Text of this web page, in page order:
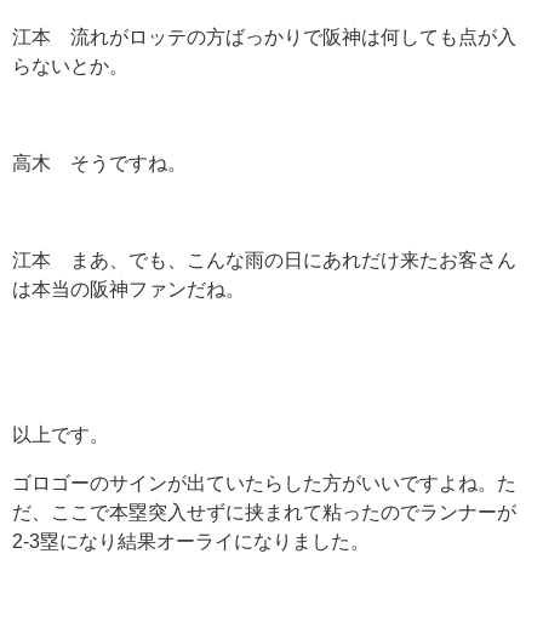
江本 流れがロッテの方ばっかりで阪神は何しても点が入
らないとか。
高木 そうですね。
江本 まあ、でも、こんな雨の日にあれだけ来たお客さん
は本当の阪神ファンだね。
以上です。
ゴロゴーのサインが出ていたらした方がいいですよね。た
だ、ここで本塁突入せずに挟まれて粘ったのでランナーが
2-3塁になり結果オーライになりました。